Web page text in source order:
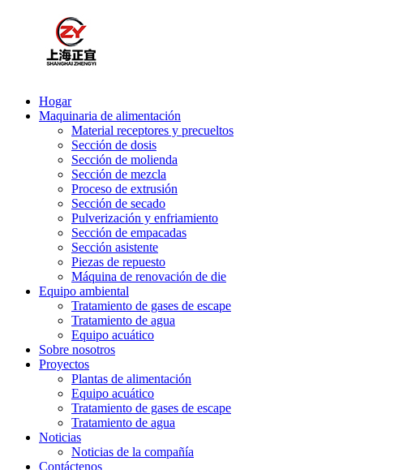
Hogar
Maquinaria de alimentación
Material receptores y precueltos
Sección de dosis
Sección de molienda
Sección de mezcla
Proceso de extrusión
Sección de secado
Pulverización y enfriamiento
Sección de empacadas
Sección asistente
Piezas de repuesto
Máquina de renovación de die
Equipo ambiental
Tratamiento de gases de escape
Tratamiento de agua
Equipo acuático
Sobre nosotros
Proyectos
Plantas de alimentación
Equipo acuático
Tratamiento de gases de escape
Tratamiento de agua
Noticias
Noticias de la compañía
Contáctenos